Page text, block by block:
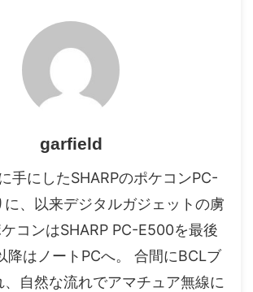
garfield
手にしたSHARPのポケコンPC-
に、以来デジタルガジェットの虜
コンはSHARP PC-E500を最後
降はノートPCへ。 合間にBCLブ
、自然な流れでアマチュア無線に